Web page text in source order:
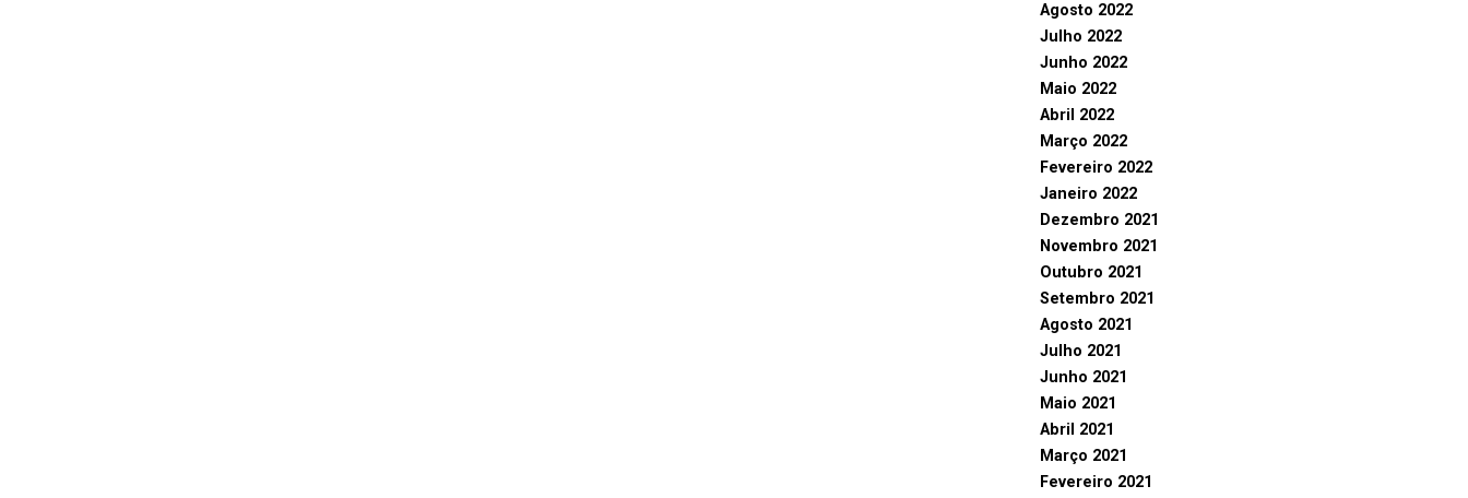
Agosto 2022
Julho 2022
Junho 2022
Maio 2022
Abril 2022
Março 2022
Fevereiro 2022
Janeiro 2022
Dezembro 2021
Novembro 2021
Outubro 2021
Setembro 2021
Agosto 2021
Julho 2021
Junho 2021
Maio 2021
Abril 2021
Março 2021
Fevereiro 2021